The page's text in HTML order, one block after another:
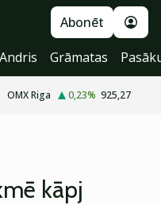
Abonēt
Grāmatas
OMX Riga 0,23% 925,27
kāpj